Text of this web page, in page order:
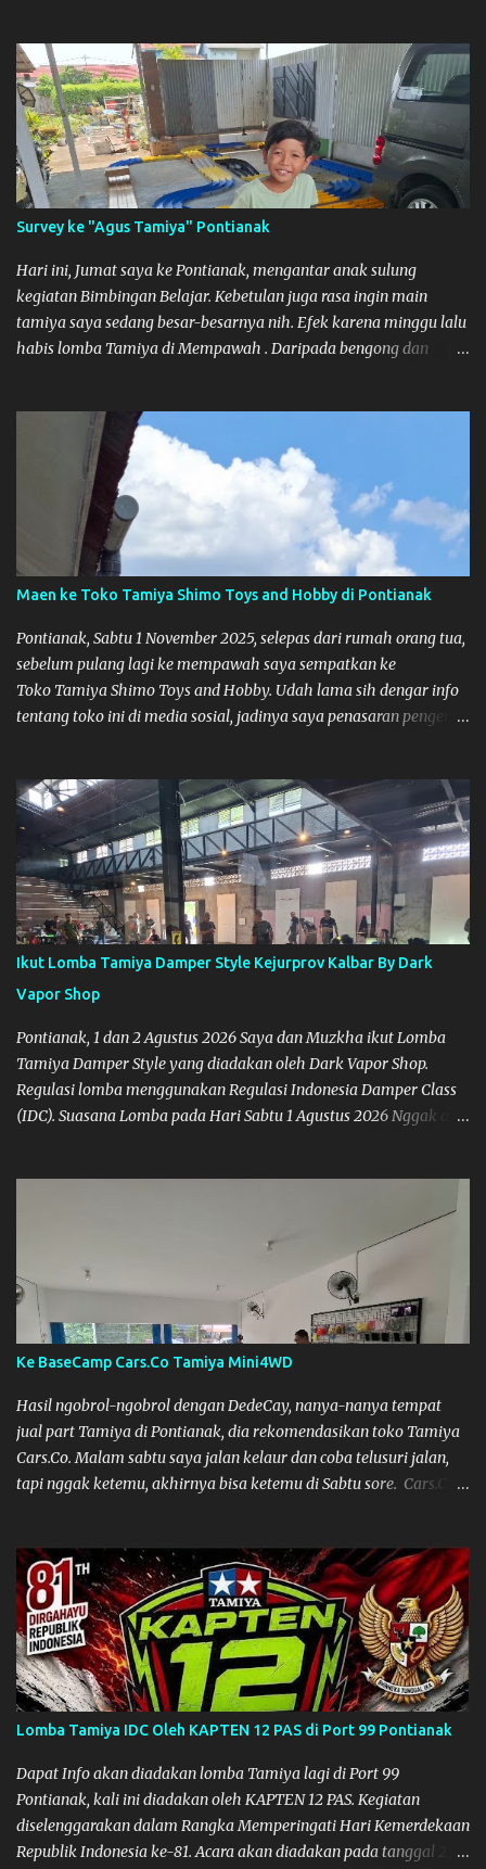
Survey ke "Agus Tamiya" Pontianak
Hari ini, Jumat saya ke Pontianak, mengantar anak sulung
kegiatan Bimbingan Belajar. Kebetulan juga rasa ingin main
tamiya saya sedang besar-besarnya nih. Efek karena minggu lalu
habis lomba Tamiya di Mempawah . Daripada bengong dan
Maen ke Toko Tamiya Shimo Toys and Hobby di Pontianak
Pontianak, Sabtu 1 November 2025, selepas dari rumah orang tua,
sebelum pulang lagi ke mempawah saya sempatkan ke
Toko Tamiya Shimo Toys and Hobby. Udah lama sih dengar info
tentang toko ini di media sosial, jadinya saya penasaran pengen
bukanya di jam 1. Saya pulang dulu ke rumah ortu di Sepakat,
untuk istirahat. So malamnya sebelum pulang ke Mempawah
saya sempatkan lagi kesini. Saya belanja beberapa part disini.
Untuk Lokasi Tempat:
Ikut Lomba Tamiya Damper Style Kejurprov Kalbar By Dark
Vapor Shop
Pontianak, 1 dan 2 Agustus 2026 Saya dan Muzkha ikut Lomba
Tamiya Damper Style yang diadakan oleh Dark Vapor Shop.
Regulasi lomba menggunakan Regulasi Indonesia Damper Class
(IDC). Suasana Lomba pada Hari Sabtu 1 Agustus 2026 Nggak ada
itu juga ada janji mau main ke Agus Tamiya dulu sebenarnya, tapi
karena mepet waktu, jadi lebih banyak main disini. Oiya, untuk
lomba ini lokasinya adalah di Port 99 Kota Pontianak. Pamflet
Lomba Tamiya Oiya sebagai Informasi, Saya dan Muzkha baru
pertama kali main disini. ya hitungannya saya sebagai new
comer lah :) Coach Dilla lagi setting Mobilnya
Ke BaseCamp Cars.Co Tamiya Mini4WD
Hasil ngobrol-ngobrol dengan DedeCay, nanya-nanya tempat
jual part Tamiya di Pontianak, dia rekomendasikan toko Tamiya
Cars.Co. Malam sabtu saya jalan kelaur dan coba telusuri jalan,
tapi nggak ketemu, akhirnya bisa ketemu di Sabtu sore. Cars.Co
Lomba Tamiya IDC Oleh KAPTEN 12 PAS di Port 99 Pontianak
Dapat Info akan diadakan lomba Tamiya lagi di Port 99
Pontianak, kali ini diadakan oleh KAPTEN 12 PAS. Kegiatan
diselenggarakan dalam Rangka Memperingati Hari Kemerdekaan
Republik Indonesia ke-81. Acara akan diadakan pada tanggal 22